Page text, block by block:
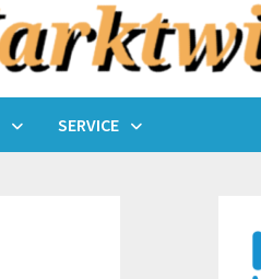
SERVICE